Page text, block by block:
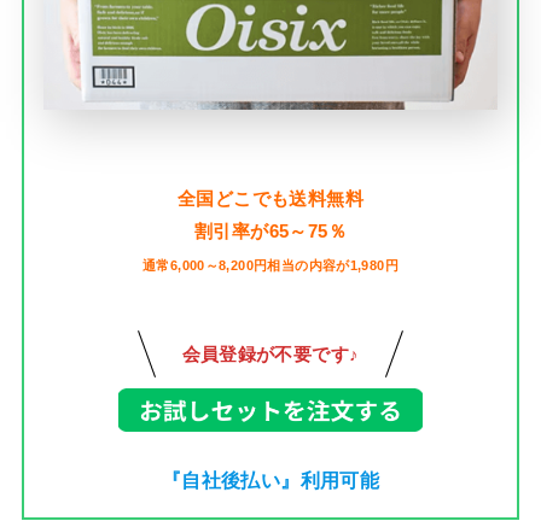
全国どこでも送料無料
割引率が65～75％
通常6,000～8,200円相当の内容が1,980円
会員登録が不要です♪
『自社後払い』利用可能